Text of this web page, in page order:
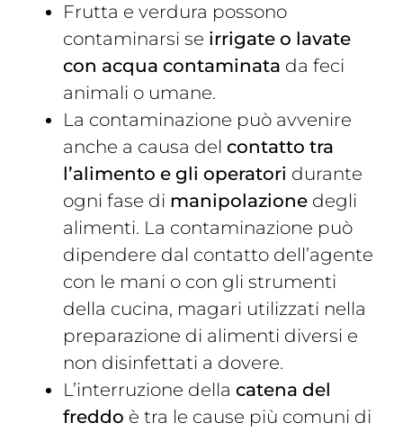
Frutta e verdura possono
contaminarsi se irrigate o lavate
con acqua contaminata da feci
animali o umane.
La contaminazione può avvenire
anche a causa del contatto tra
l’alimento e gli operatori durante
ogni fase di manipolazionedegli
alimenti. La contaminazione può
dipendere dal contatto dell’agente
con le mani o con gli strumenti
della cucina, magari utilizzati nella
preparazione di alimenti diversi e
non disinfettati a dovere.
L’interruzione della catena del
freddo è tra le cause più comuni di